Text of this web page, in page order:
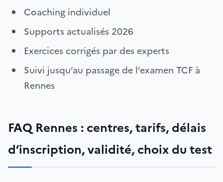
Coaching individuel
Supports actualisés 2026
Exercices corrigés par des experts
Suivi jusqu’au passage de l’examen TCF à
Rennes
FAQ Rennes : centres, tarifs, délais
d’inscription, validité, choix du test